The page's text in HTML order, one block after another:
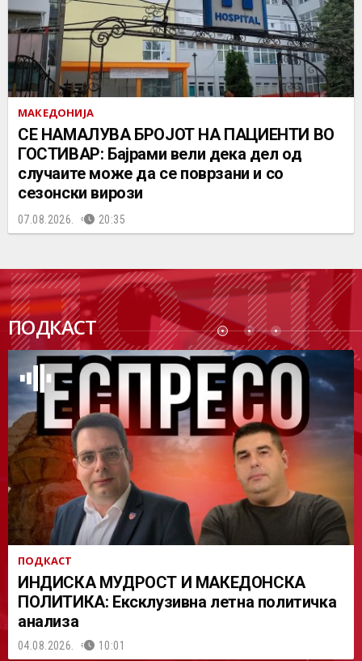
МАКЕДОНИЈА
СЕ НАМАЛУВА БРОЈОТ НА ПАЦИЕНТИ ВО
ГОСТИВАР: Бајрами вели дека дел од
случаите може да се поврзани и со
сезонски вирози
07.08.2026. 20:35
ПОДКАСТ
ПОДК
АСТ
ПОДКАСТ
ИНДИСКА МУДРОСТ И МАКЕДОНСКА
ПОЛИТИКА: Ексклузивна летна политичка
анализа
04.08.2026. 10:01